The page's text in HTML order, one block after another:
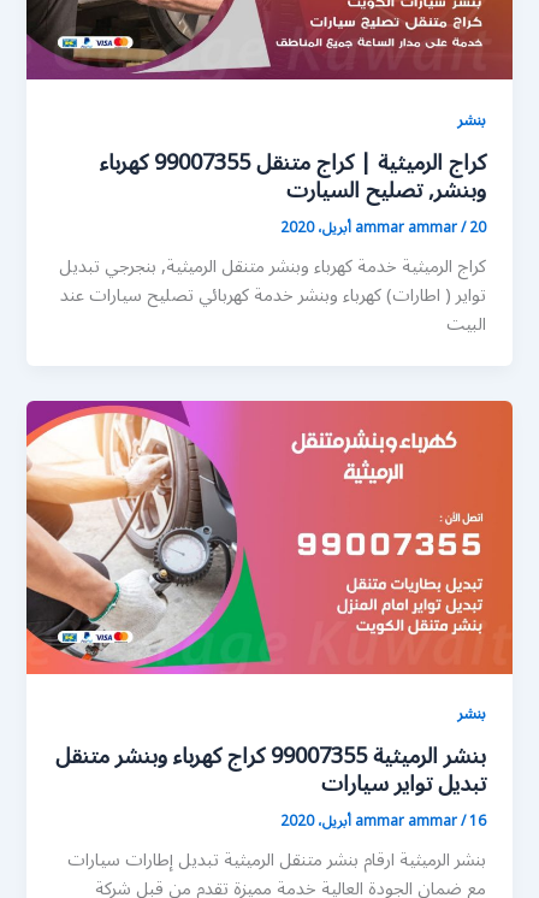
بنشر
كراج الرميثية | كراج متنقل 99007355 كهرباء
وبنشر, تصليح السيارت
ammar ammar/20 أبريل، 2020
كراج الرميثية خدمة كهرباء وبنشر متنقل الرميثية, بنجرجي تبديل
تواير ( اطارات) كهرباء وبنشر خدمة كهربائي تصليح سيارات عند
البيت
بنشر
بنشر الرميثية 99007355 كراج كهرباء وبنشر متنقل
تبديل تواير سيارات
ammar ammar/16 أبريل، 2020
بنشر الرميثية ارقام بنشر متنقل الرميثية تبديل إطارات سيارات
مع ضمان الجودة العالية خدمة مميزة تقدم من قبل شركة